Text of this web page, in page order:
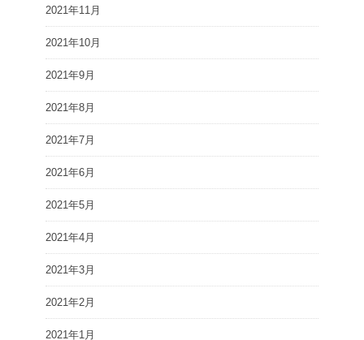
2021年11月
2021年10月
2021年9月
2021年8月
2021年7月
2021年6月
2021年5月
2021年4月
2021年3月
2021年2月
2021年1月